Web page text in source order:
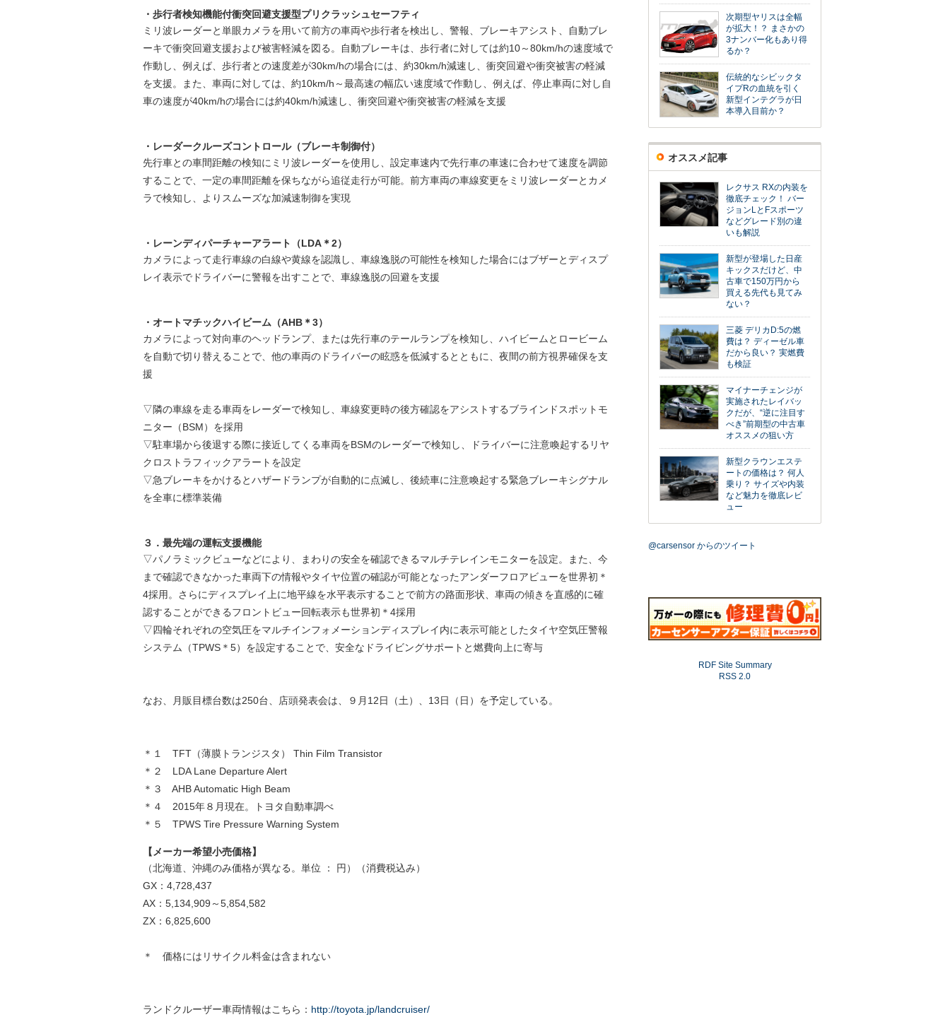
・歩行者検知機能付衝突回避支援型プリクラッシュセーフティ
ミリ波レーダーと単眼カメラを用いて前方の車両や歩行者を検出し、警報、ブレーキアシスト、自動ブレ
ーキで衝突回避支援および被害軽減を図る。自動ブレーキは、歩行者に対しては約10～80km/hの速度域で
作動し、例えば、歩行者との速度差が30km/hの場合には、約30km/h減速し、衝突回避や衝突被害の軽減
を支援。また、車両に対しては、約10km/h～最高速の幅広い速度域で作動し、例えば、停止車両に対し自
車の速度が40km/hの場合には約40km/h減速し、衝突回避や衝突被害の軽減を支援
・レーダークルーズコントロール（ブレーキ制御付）
先行車との車間距離の検知にミリ波レーダーを使用し、設定車速内で先行車の車速に合わせて速度を調節
することで、一定の車間距離を保ちながら追従走行が可能。前方車両の車線変更をミリ波レーダーとカメ
ラで検知し、よりスムーズな加減速制御を実現
・レーンディパーチャーアラート（LDA＊2）
カメラによって走行車線の白線や黄線を認識し、車線逸脱の可能性を検知した場合にはブザーとディスプ
レイ表示でドライバーに警報を出すことで、車線逸脱の回避を支援
・オートマチックハイビーム（AHB＊3）
カメラによって対向車のヘッドランプ、または先行車のテールランプを検知し、ハイビームとロービーム
を自動で切り替えることで、他の車両のドライバーの眩惑を低減するとともに、夜間の前方視界確保を支
援
▽隣の車線を走る車両をレーダーで検知し、車線変更時の後方確認をアシストするブラインドスポットモ
ニター（BSM）を採用
▽駐車場から後退する際に接近してくる車両をBSMのレーダーで検知し、ドライバーに注意喚起するリヤ
クロストラフィックアラートを設定
▽急ブレーキをかけるとハザードランプが自動的に点滅し、後続車に注意喚起する緊急ブレーキシグナル
を全車に標準装備
３．最先端の運転支援機能
▽パノラミックビューなどにより、まわりの安全を確認できるマルチテレインモニターを設定。また、今
まで確認できなかった車両下の情報やタイヤ位置の確認が可能となったアンダーフロアビューを世界初＊
4採用。さらにディスプレイ上に地平線を水平表示することで前方の路面形状、車両の傾きを直感的に確
認することができるフロントビュー回転表示も世界初＊4採用
▽四輪それぞれの空気圧をマルチインフォメーションディスプレイ内に表示可能としたタイヤ空気圧警報
システム（TPWS＊5）を設定することで、安全なドライビングサポートと燃費向上に寄与
なお、月販目標台数は250台、店頭発表会は、９月12日（土）、13日（日）を予定している。
＊１ TFT（薄膜トランジスタ） Thin Film Transistor
＊２ LDA Lane Departure Alert
＊３ AHB Automatic High Beam
＊４ 2015年８月現在。トヨタ自動車調べ
＊５ TPWS Tire Pressure Warning System
【メーカー希望小売価格】
（北海道、沖縄のみ価格が異なる。単位 ： 円）（消費税込み）
GX：4,728,437
AX：5,134,909～5,854,582
ZX：6,825,600
＊ 価格にはリサイクル料金は含まれない
ランドクルーザー車両情報はこちら： http://toyota.jp/landcruiser/
次期型ヤリスは全幅
が拡大！？ まさかの
3ナンバー化もあり得
るか？
伝統的なシビックタ
イプRの血統を引く
新型インテグラが日
本導入目前か？
オススメ記事
レクサス RXの内装を
徹底チェック！ バー
ジョンLとFスポーツ
などグレード別の違
いも解説
新型が登場した日産
キックスだけど、中
古車で150万円から
買える先代も見てみ
ない？
三菱 デリカD:5の燃
費は？ ディーゼル車
だから良い？ 実燃費
も検証
マイナーチェンジが
実施されたレイバッ
クだが、“逆に注目す
べき”前期型の中古車
オススメの狙い方
新型クラウンエステ
ートの価格は？ 何人
乗り？ サイズや内装
など魅力を徹底レビ
ュー
@carsensor からのツイート
RDF Site Summary
RSS 2.0